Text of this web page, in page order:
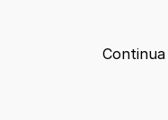
Continua